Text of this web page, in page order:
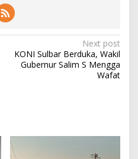
Next post
KONI Sulbar Berduka, Wakil
Gubernur Salim S Mengga
Wafat